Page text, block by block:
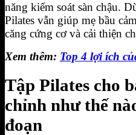
năng kiểm soát sàn chậu.
Pilates vẫn giúp mẹ bầu
căng cứng cơ và cải thiện
Xem thêm: Top 4 lợi ích
Tập Pilates cho
chỉnh như thế
đoạn